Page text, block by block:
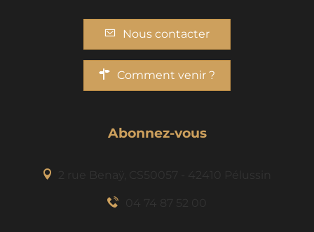
Nous contacter
Comment venir ?
Abonnez-vous